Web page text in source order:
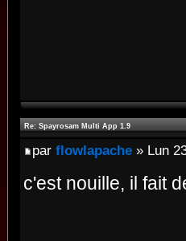
Re: Spayrosam Multi App 1.9
par flowlapache » Lun
c'est nouille, il fait